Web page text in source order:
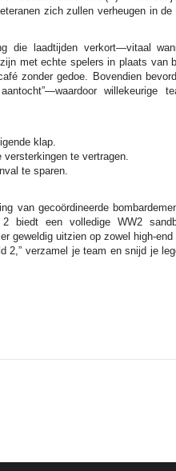
zich zullen verheugen in de
die laadtijden verkort—vitaal
met echte spelers in plaats van
zonder gedoe. Bovendien
willekeurige
klap.
te vertragen.
te sparen.
van gecoördineerde
biedt een volledige WW2
geweldig uitzien op zowel high-end
2,” verzamel je team en snijd je